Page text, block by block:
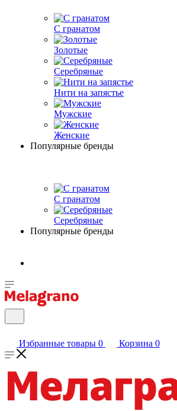
С гранатом
Золотые
Серебряные
Нити на запястье
Мужские
Женские
Популярные бренды
С гранатом
Серебряные
Популярные бренды
Избранные товары 0 Корзина 0